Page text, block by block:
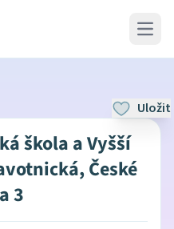
Open
Uložit
škola a Vyšší
České
3